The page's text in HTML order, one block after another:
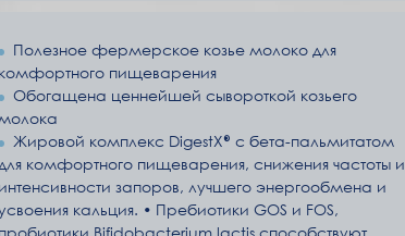
Полезное фермерское козье молоко для
комфортного пищеварения
Обогащена ценнейшей сывороткой козьего
молока
Жировой комплекс DigestX® с бета-пальмитатом
для комфортного пищеварения, снижения частоты и
интенсивности запоров, лучшего энергообмена и
кальция. • Пребиотики GOS и FOS,
пробиотики Bifidobacterium lactis способствуют